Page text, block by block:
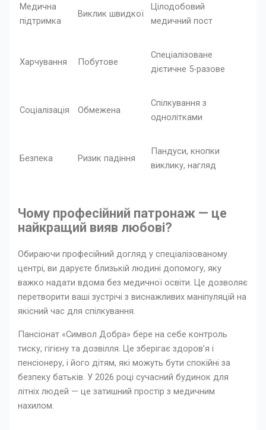
Медична
підтримка
Виклик швидкої
Цілодобовий
медичний пост
Харчування Побутове
Спеціалізоване
дієтичне 5-разове
Соціалізація Обмежена
Спілкування з
однолітками
Безпека Ризик падіння
Пандуси, кнопки
виклику, нагляд
Чому професійний патронаж — це
найкращий вияв любові?
Обираючи професійний догляд у спеціалізованому
центрі, ви даруєте близькій людині допомогу, яку
важко надати вдома без медичної освіти. Це дозволяє
перетворити ваші зустрічі з виснажливих маніпуляцій на
якісний час для спілкування.
Пансіонат «Символ Добра» бере на себе контроль
тиску, гігієну та дозвілля. Це зберігає здоров’я і
пенсіонеру, і його дітям, які можуть бути спокійні за
безпеку батьків. У 2026 році сучасний будинок для
літніх людей — це затишний простір з медичним
нахилом.